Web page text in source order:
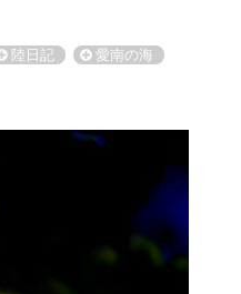
陸日記
愛南の海